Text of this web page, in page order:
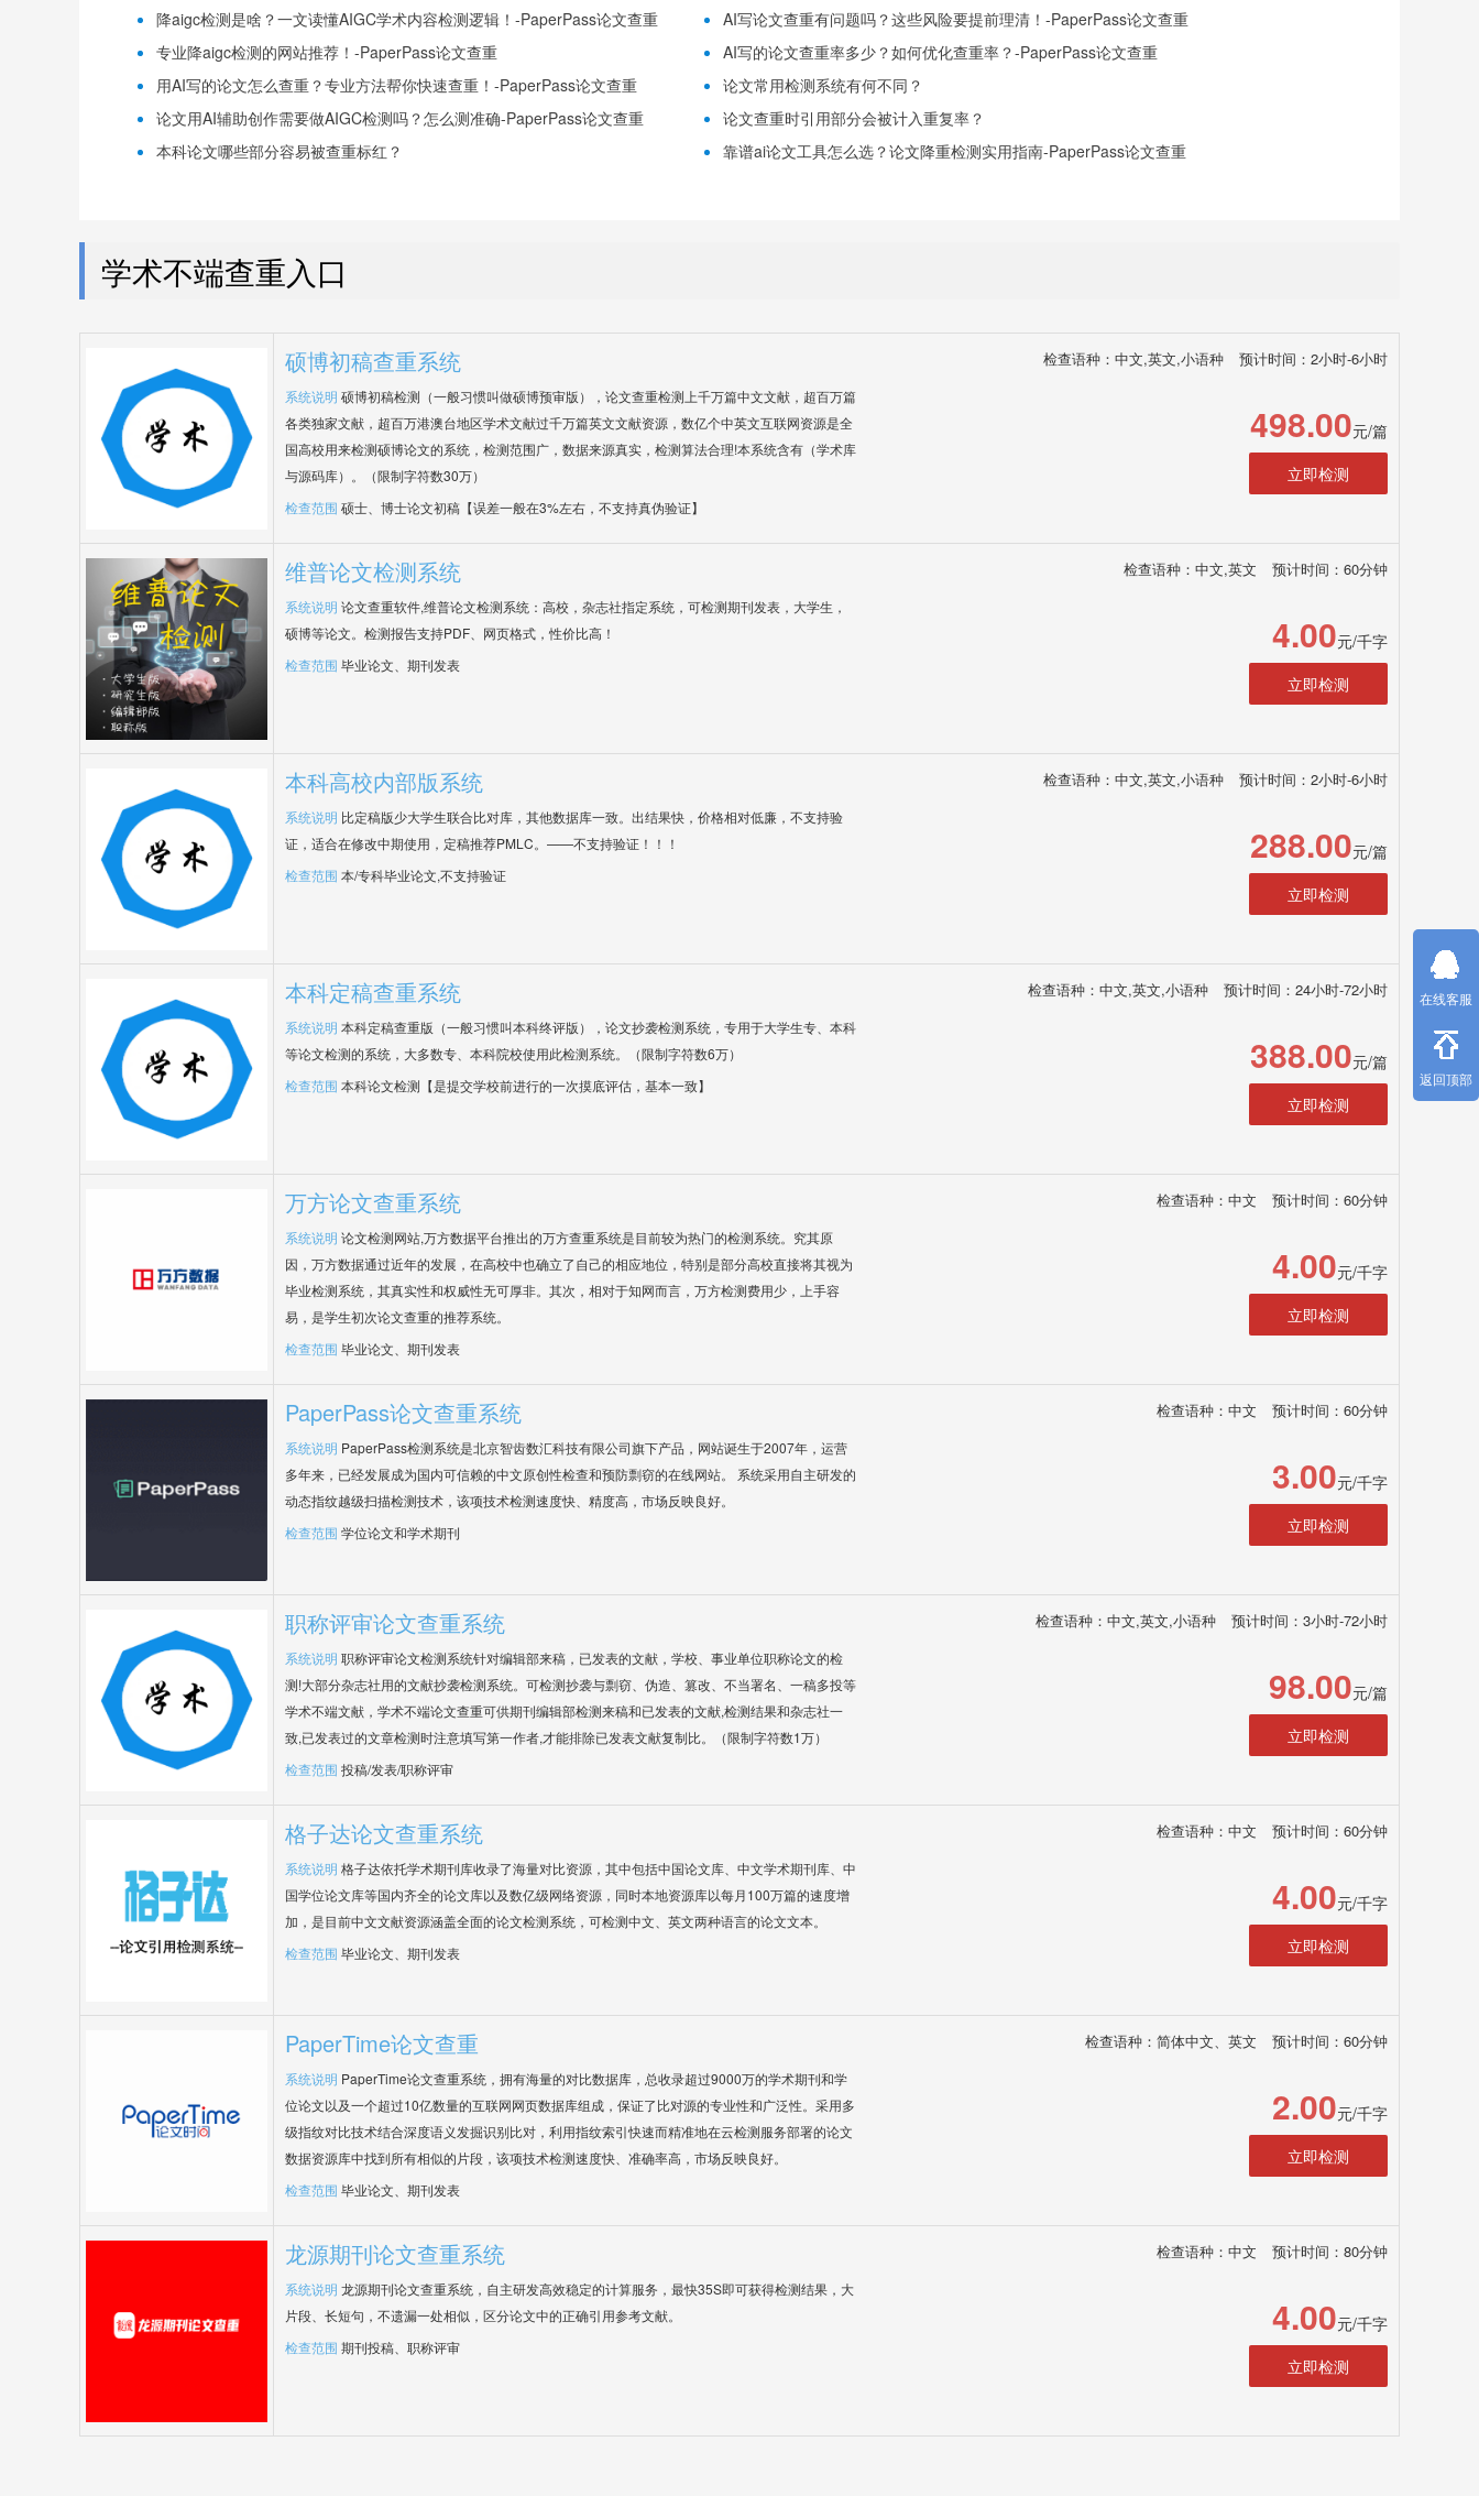
降aigc检测是啥？一文读懂AIGC学术内容检测逻辑！-PaperPass论文查重
AI写论文查重有问题吗？这些风险要提前理清！-PaperPass论文查重
专业降aigc检测的网站推荐！-PaperPass论文查重
AI写的论文查重率多少？如何优化查重率？-PaperPass论文查重
用AI写的论文怎么查重？专业方法帮你快速查重！-PaperPass论文查重
论文常用检测系统有何不同？
论文用AI辅助创作需要做AIGC检测吗？怎么测准确-PaperPass论文查重
论文查重时引用部分会被计入重复率？
本科论文哪些部分容易被查重标红？
靠谱ai论文工具怎么选？论文降重检测实用指南-PaperPass论文查重
学术不端查重入口
硕博初稿查重系统 检查语种：中文,英文,小语种 预计时间：2小时-6小时
系统说明 硕博初稿检测（一般习惯叫做硕博预审版），论文查重检测上千万篇中文文献，超百万篇
各类独家文献，超百万港澳台地区学术文献过千万篇英文文献资源，数亿个中英文互联网资源是全
国高校用来检测硕博论文的系统，检测范围广，数据来源真实，检测算法合理!本系统含有（学术库
与源码库）。（限制字符数30万）
检查范围 硕士、博士论文初稿【误差一般在3%左右，不支持真伪验证】
498.00元/篇
立即检测
维普论文检测系统 检查语种：中文,英文 预计时间：60分钟
系统说明 论文查重软件,维普论文检测系统：高校，杂志社指定系统，可检测期刊发表，大学生，
硕博等论文。检测报告支持PDF、网页格式，性价比高！
检查范围 毕业论文、期刊发表
4.00元/千字
立即检测
本科高校内部版系统 检查语种：中文,英文,小语种 预计时间：2小时-6小时
系统说明 比定稿版少大学生联合比对库，其他数据库一致。出结果快，价格相对低廉，不支持验
证，适合在修改中期使用，定稿推荐PMLC。——不支持验证！！！
检查范围 本/专科毕业论文,不支持验证
288.00元/篇
立即检测
本科定稿查重系统 检查语种：中文,英文,小语种 预计时间：24小时-72小时
系统说明 本科定稿查重版（一般习惯叫本科终评版），论文抄袭检测系统，专用于大学生专、本科
等论文检测的系统，大多数专、本科院校使用此检测系统。（限制字符数6万）
检查范围 本科论文检测【是提交学校前进行的一次摸底评估，基本一致】
388.00元/篇
立即检测
万方论文查重系统 检查语种：中文 预计时间：60分钟
系统说明 论文检测网站,万方数据平台推出的万方查重系统是目前较为热门的检测系统。究其原
因，万方数据通过近年的发展，在高校中也确立了自己的相应地位，特别是部分高校直接将其视为
毕业检测系统，其真实性和权威性无可厚非。其次，相对于知网而言，万方检测费用少，上手容
易，是学生初次论文查重的推荐系统。
检查范围 毕业论文、期刊发表
4.00元/千字
立即检测
PaperPass论文查重系统 检查语种：中文 预计时间：60分钟
系统说明 PaperPass检测系统是北京智齿数汇科技有限公司旗下产品，网站诞生于2007年，运营
多年来，已经发展成为国内可信赖的中文原创性检查和预防剽窃的在线网站。 系统采用自主研发的
动态指纹越级扫描检测技术，该项技术检测速度快、精度高，市场反映良好。
检查范围 学位论文和学术期刊
3.00元/千字
立即检测
职称评审论文查重系统 检查语种：中文,英文,小语种 预计时间：3小时-72小时
系统说明 职称评审论文检测系统针对编辑部来稿，已发表的文献，学校、事业单位职称论文的检
测!大部分杂志社用的文献抄袭检测系统。可检测抄袭与剽窃、伪造、篡改、不当署名、一稿多投等
学术不端文献，学术不端论文查重可供期刊编辑部检测来稿和已发表的文献,检测结果和杂志社一
致,已发表过的文章检测时注意填写第一作者,才能排除已发表文献复制比。（限制字符数1万）
检查范围 投稿/发表/职称评审
98.00元/篇
立即检测
格子达论文查重系统 检查语种：中文 预计时间：60分钟
系统说明 格子达依托学术期刊库收录了海量对比资源，其中包括中国论文库、中文学术期刊库、中
国学位论文库等国内齐全的论文库以及数亿级网络资源，同时本地资源库以每月100万篇的速度增
加，是目前中文文献资源涵盖全面的论文检测系统，可检测中文、英文两种语言的论文文本。
检查范围 毕业论文、期刊发表
4.00元/千字
立即检测
PaperTime论文查重 检查语种：简体中文、英文 预计时间：60分钟
系统说明 PaperTime论文查重系统，拥有海量的对比数据库，总收录超过9000万的学术期刊和学
位论文以及一个超过10亿数量的互联网网页数据库组成，保证了比对源的专业性和广泛性。采用多
级指纹对比技术结合深度语义发掘识别比对，利用指纹索引快速而精准地在云检测服务部署的论文
数据资源库中找到所有相似的片段，该项技术检测速度快、准确率高，市场反映良好。
检查范围 毕业论文、期刊发表
2.00元/千字
立即检测
龙源期刊论文查重系统 检查语种：中文 预计时间：80分钟
系统说明 龙源期刊论文查重系统，自主研发高效稳定的计算服务，最快35S即可获得检测结果，大
片段、长短句，不遗漏一处相似，区分论文中的正确引用参考文献。
检查范围 期刊投稿、职称评审
4.00元/千字
立即检测
在线客服
返回顶部